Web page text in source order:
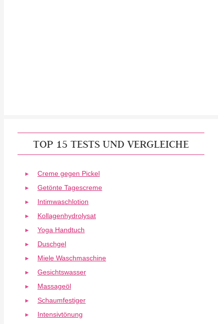
TOP 15 TESTS UND VERGLEICHE
Creme gegen Pickel
Getönte Tagescreme
Intimwaschlotion
Kollagenhydrolysat
Yoga Handtuch
Duschgel
Miele Waschmaschine
Gesichtswasser
Massageöl
Schaumfestiger
Intensivtönung